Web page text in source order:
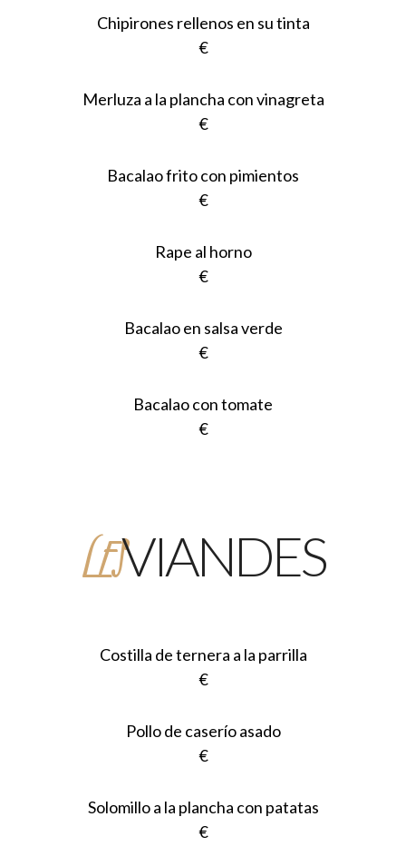
Chipirones rellenos en su tinta
€
Merluza a la plancha con vinagreta
€
Bacalao frito con pimientos
€
Rape al horno
€
Bacalao en salsa verde
€
Bacalao con tomate
€
LESVIANDES
Costilla de ternera a la parrilla
€
Pollo de caserío asado
€
Solomillo a la plancha con patatas
€